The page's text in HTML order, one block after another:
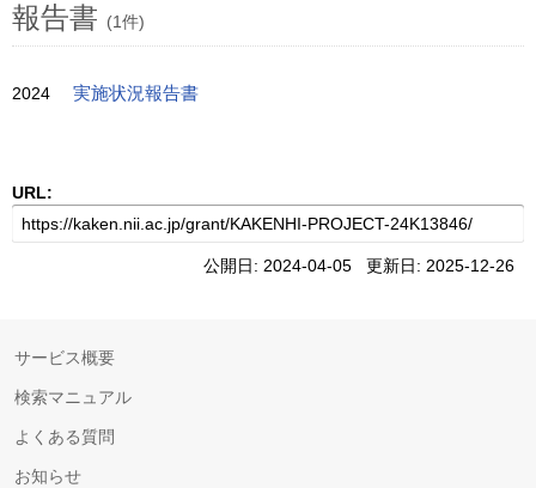
報告書 (1件)
2024 実施状況報告書
URL:
公開日: 2024-04-05 更新日: 2025-12-26
サービス概要
検索マニュアル
よくある質問
お知らせ